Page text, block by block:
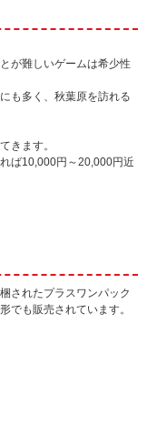
が難しいゲームは希少性
も多く、秋葉原を訪れる
きます。
ば10,000円～20,000円近
されたプラスワンパック
でも販売されています。